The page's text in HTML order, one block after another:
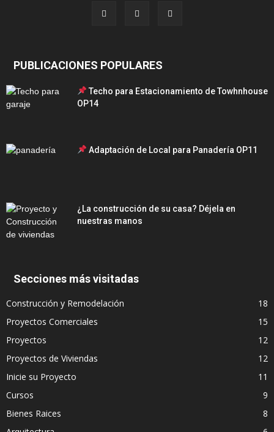
PUBLICACIONES POPULARES
Techo para Estacionamiento de Towhnhouse
OP14
Adaptación de Local para Panadería OP11
¿La construcción de su casa? Déjela en
nuestras manos
Secciones más visitadas
Construcción y Remodelación
18
Proyectos Comerciales
15
Proyectos
12
Proyectos de Viviendas
12
Inicie su Proyecto
11
Cursos
9
Bienes Raices
8